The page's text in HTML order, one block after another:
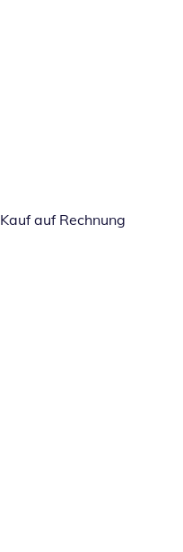
Kauf auf Rechnung